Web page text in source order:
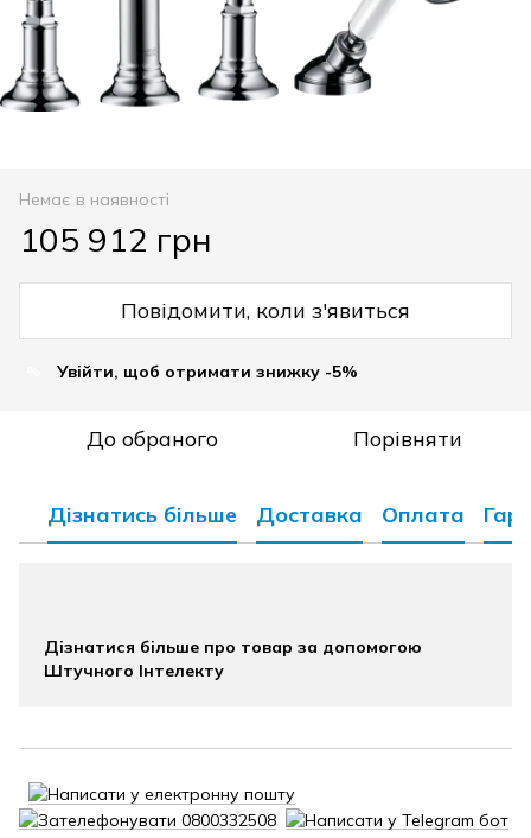
Немає в наявності
105 912 грн
Повідомити, коли з'явиться
Увійти, щоб отримати знижку -5%
До обраного Порівняти
Дізнатись більше Доставка Оплата
Дізнатися більше про товар за допомогою
Штучного Інтелекту